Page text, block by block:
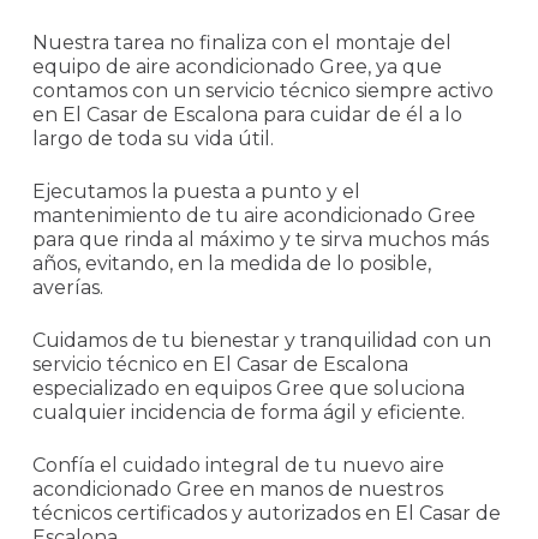
Nuestra tarea no finaliza con el montaje del
equipo de aire acondicionado Gree, ya que
contamos con un servicio técnico siempre activo
en El Casar de Escalona para cuidar de él a lo
largo de toda su vida útil.
Ejecutamos la puesta a punto y el
mantenimiento de tu aire acondicionado Gree
para que rinda al máximo y te sirva muchos más
años, evitando, en la medida de lo posible,
averías.
Cuidamos de tu bienestar y tranquilidad con un
servicio técnico en El Casar de Escalona
especializado en equipos Gree que soluciona
cualquier incidencia de forma ágil y eficiente.
Confía el cuidado integral de tu nuevo aire
acondicionado Gree en manos de nuestros
técnicos certificados y autorizados en El Casar de